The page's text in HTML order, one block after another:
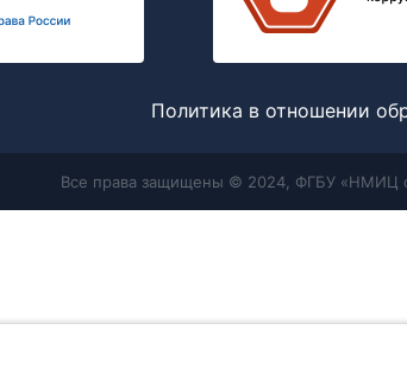
Политика в отношении
Все права защищены © 2024, ФГБУ «НМИЦ